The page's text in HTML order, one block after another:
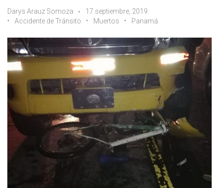
Darys Arauz Somoza
17 septiembre, 2019
Accidente de Tránsito
Muertos Panamá